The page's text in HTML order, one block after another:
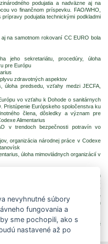
podujatia a nadväzne aj na
vo finančnom príspevku. FAO/WHO,
podujatia technickými podkladmi
na samotnom rokovaní CC EURO bola
jeho sekretariátu, procedúry, úloha
pre Európu
zdravotných aspektov
úloha predsedu, vzťahy medzi JECFA,
vo vzťahu k Dohode o sanitárnych
Pristúpenie Európskeho spoločenstva ku
člena, dôsledky a význam pre
Alimentarius
v trendoch bezpečnosti potravín vo
organizácia národnej práce v Codexe
úloha mimovládnych organizácií v
94 zástupcov 32 štátov, viacerých
a WHO. Bratislavské zasadnutie CC
a získalo nový, doteraz nevídaný
že v oblasti harmonizácie
dvoch systémov - súčasných
resp. eurázijských štátov.
T. Šinková
nevyhnutné súbory
fungovania a
sme pochopili, ako s
nastavené až po